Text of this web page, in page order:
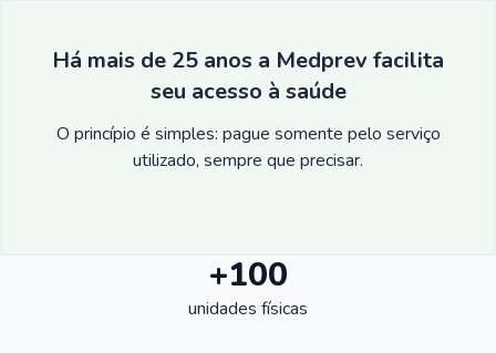
Há mais de 25 anos a Medprev facilita
seu acesso à saúde
O princípio é simples: pague somente pelo serviço
utilizado, sempre que precisar.
+100
unidades físicas